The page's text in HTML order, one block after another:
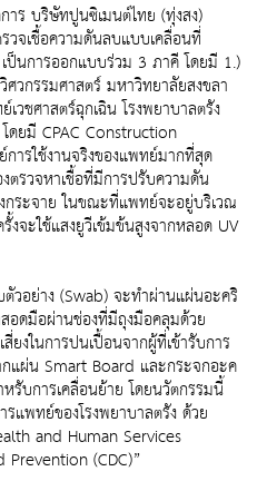
าร บริษัทปูนซิเมนต์ไทย (ทุ่งสง)
วจเชื้อความดันลบแบบเคลื่อนที่
ป็นการออกแบบร่วม 3 ภาคี โดยมี 1.)
กรรมศาสตร์ มหาวิทยาลัยสงขลา
ชศาสตร์ฉุกเฉิน โรงพยาบาลตรัง
ดยมี CPAC Construction
ารใช้งานจริงของแพทย์มากที่สุด
ตรวจหาเชื้อที่มีการปรับความดัน
กระจาย ในขณะที่แพทย์จะอยู่บริเวณ
จะใช้แสงยูวีเข้มข้นสูงจากหลอด UV
ตัวอย่าง (Swab) จะทำผ่านแผ่นอะคริ
อดมือผ่านช่องที่มีถุงมือคลุมด้วย
ยงในการปนเปื้อนจากผู้ที่เข้ารับการ
แผ่น Smart Board และกระจกอะค
รับการเคลื่อนย้าย โดยนวัตกรรมนี้
แพทย์ของโรงพยาบาลตรัง ด้วย
and Human Services
(CDC)”